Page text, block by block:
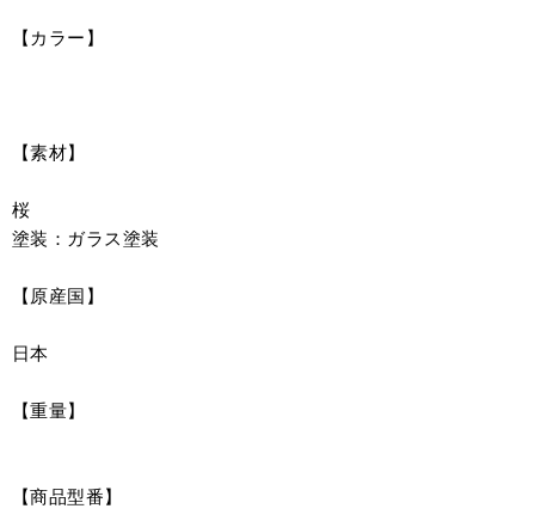
【カラー】
【素材】
桜
塗装：ガラス塗装
【原産国】
日本
【重量】
【商品型番】